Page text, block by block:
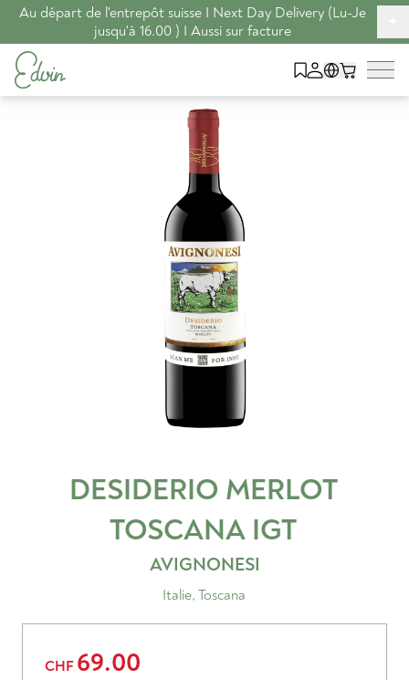
Au départ de l'entrepôt suisse I Next Day Delivery (Lu-Je
jusqu'à 16.00 ) I Aussi sur facture
DESIDERIO MERLOT
TOSCANA IGT
AVIGNONESI
Italie, Toscana
CHF 69.00